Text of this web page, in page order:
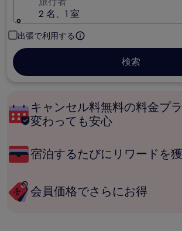
2 名、1 室
出張で利用する
検索
キャンセル料無料の料金プ
変わっても安心
宿泊するたびにリワードを
会員価格でさらにお得